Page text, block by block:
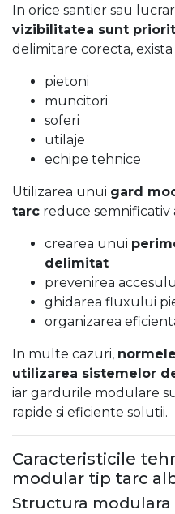
In orice santier sau
vizibilitatea sunt
delimitare corecta,
pietoni
muncitori
soferi
utilaje
echipe tehnice
Utilizarea unui gard
tarc reduce semnificativ
crearea unui
delimitat
prevenirea
ghidarea fluxului
organizarea
In multe cazuri,
utilizarea sistemelor
iar gardurile modulare
rapide si eficiente solutii.
Caracteristicile
modular tip tarc
Structura modulara